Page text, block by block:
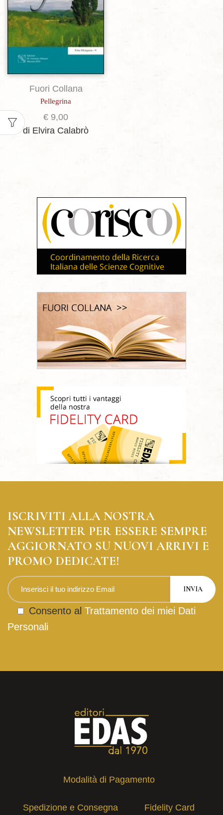
Fuori Collana
Pellegrina
€ 9,00
di Elvira Calabrò
ISCRIVITI ALLA NOSTRA
NEWSLETTER PER ESSERE SEMPRE
AGGIORNATO SU NUOVI ARRIVI E
PROMO DEDICATE!
Consento al Trattamento dei miei Dati
Personali
Modalità di Pagamento
Spedizione e Consegna Fidelity Card